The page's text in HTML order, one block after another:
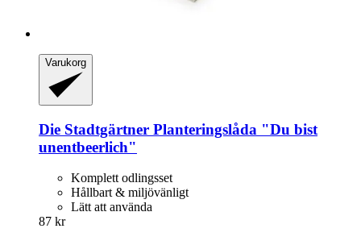
Varukorg
Die Stadtgärtner Planteringslåda "Du bist
unentbeerlich"
Komplett odlingsset
Hållbart & miljövänligt
Lätt att använda
87 kr